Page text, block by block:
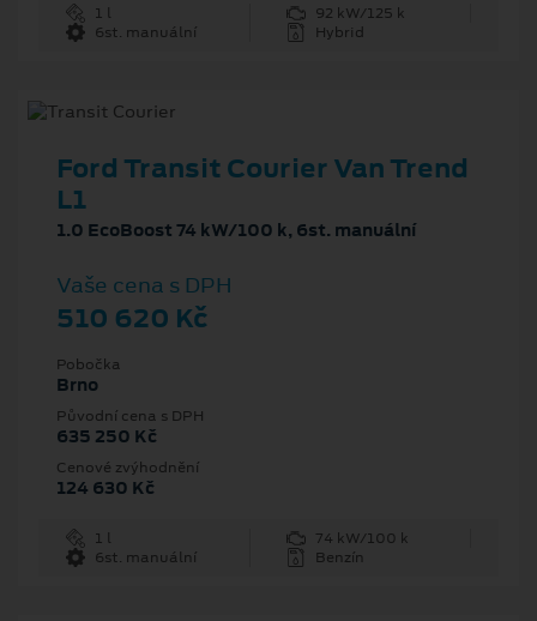
1 l
92 kW/125 k
6st. manuální
Hybrid
Ford Transit Courier Van Trend
L1
1.0 EcoBoost 74 kW/100 k, 6st. manuální
Vaše cena s DPH
510 620 Kč
Pobočka
Brno
Původní cena s DPH
635 250 Kč
Cenové zvýhodnění
124 630 Kč
1 l
74 kW/100 k
6st. manuální
Benzín